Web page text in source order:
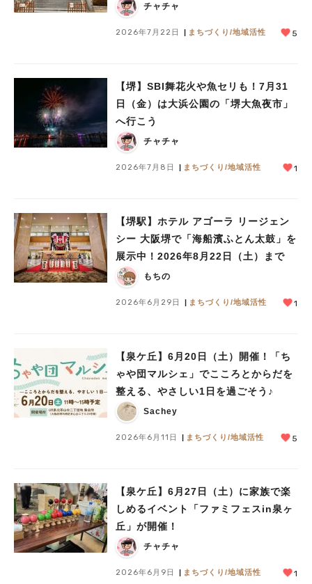
チャチャ
2026年7月22日 まちづくり/地域活性 5
【堺】SBI舞花火や魚セリも！7月31
日（金）は大浜公園の「堺大魚夜市」
へ行こう
チャチャ
2026年7月8日 まちづくり/地域活性 1
【堺駅】ホテル アゴーラ リージェン
シー 大阪堺で「海船濱ふとん太鼓」を
展示中！2026年8月22日（土）まで
もちの
2026年6月29日 まちづくり/地域活性 1
【泉ケ丘】6月20日（土）開催！「ち
ゃや団マルシェ」でこころとからだを
整える、やさしい1日を過ごそう♪
Sachey
2026年6月11日 まちづくり/地域活性 5
【泉ケ丘】6月27日（土）に家族で楽
しめるイベント「ファミフェスin泉ヶ
丘」が開催！
チャチャ
2026年6月9日 まちづくり/地域活性 1